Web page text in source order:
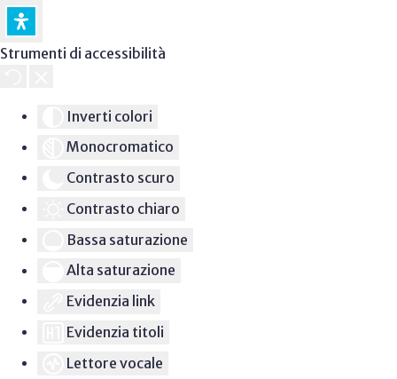
Strumenti di accessibilità
Inverti colori
Monocromatico
Contrasto scuro
Contrasto chiaro
Bassa saturazione
Alta saturazione
Evidenzia link
Evidenzia titoli
Lettore vocale